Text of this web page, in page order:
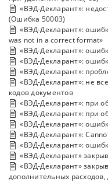
«ВЭД-Декларант»:
(Ошибка 50003)
«ВЭД-Декларант»:
was not in a correct format»
«ВЭД-Декларант»:
«ВЭД-Декларант»:
«ВЭД-Декларант»:
«ВЭД-Декларант»: не
кодов документов
«ВЭД-Декларант»: при
«ВЭД-Декларант»: при
«ВЭД-Декларант»:
«ВЭД-Декларант»:
«ВЭД-Декларант»:
«ВЭД-Декларант»
«ВЭД-Декларант»
дополнительных